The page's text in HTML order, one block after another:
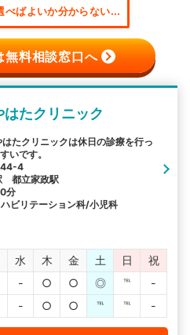
べばよいか分からない...
無料相談窓口へ
はたクリニック
たクリニックは休日の診療を行っ
いです。
44-4
都立家政駅
分
ビリテーション科/小児科
水 木 金 土 日
祝
- ○ ○ ◎ ℡
-
- ○ ○ ℡ ℡ -